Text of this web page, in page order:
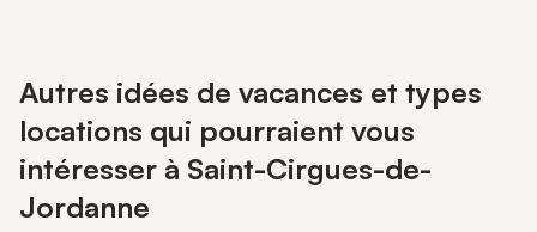
Autres idées de vacances et types
locations qui pourraient vous
intéresser à Saint-Cirgues-de-
Jordanne